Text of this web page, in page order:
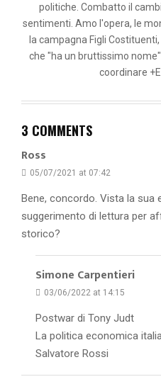
politiche. Combatto il
sentimenti. Amo l'opera, le
la campagna Figli
che "ha un bruttissimo
coordinare
3 COMMENTS
Ross
05/07/2021 at 07:42
Bene, concordo. Vista la sua
suggerimento di lettura per
storico?
Simone Carpentieri
03/06/2022 at 14:15
Postwar di Tony Judt
La politica economica
Salvatore Rossi